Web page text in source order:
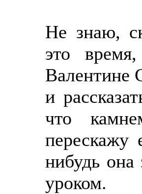
Не знаю,
это
Валентине
и
что
перескажу
нибудь она
уроком.